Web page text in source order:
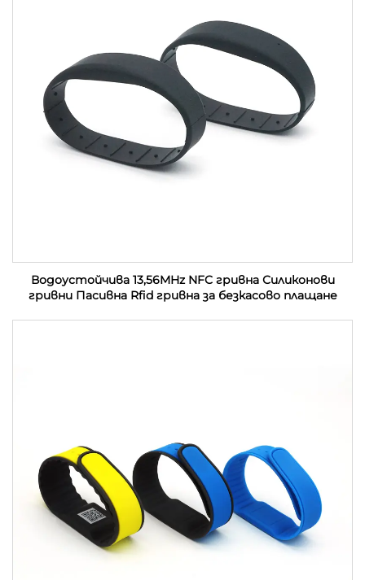
Водоустойчива 13,56MHz NFC гривна Силиконови
гривни Пасивна Rfid гривна за безкасово плащане